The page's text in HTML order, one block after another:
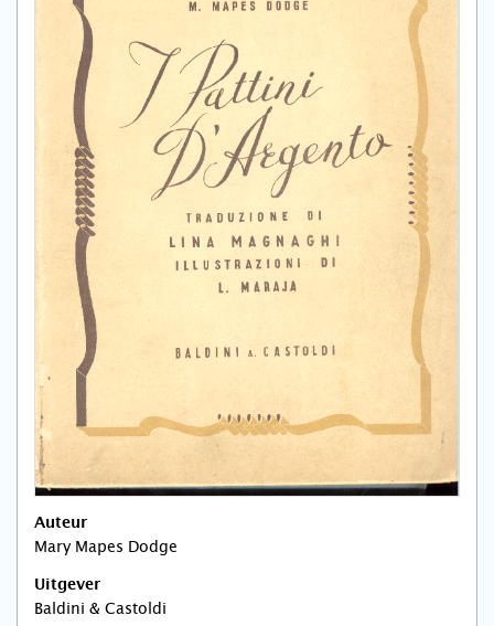
Auteur
Mary Mapes Dodge
Uitgever
Baldini & Castoldi